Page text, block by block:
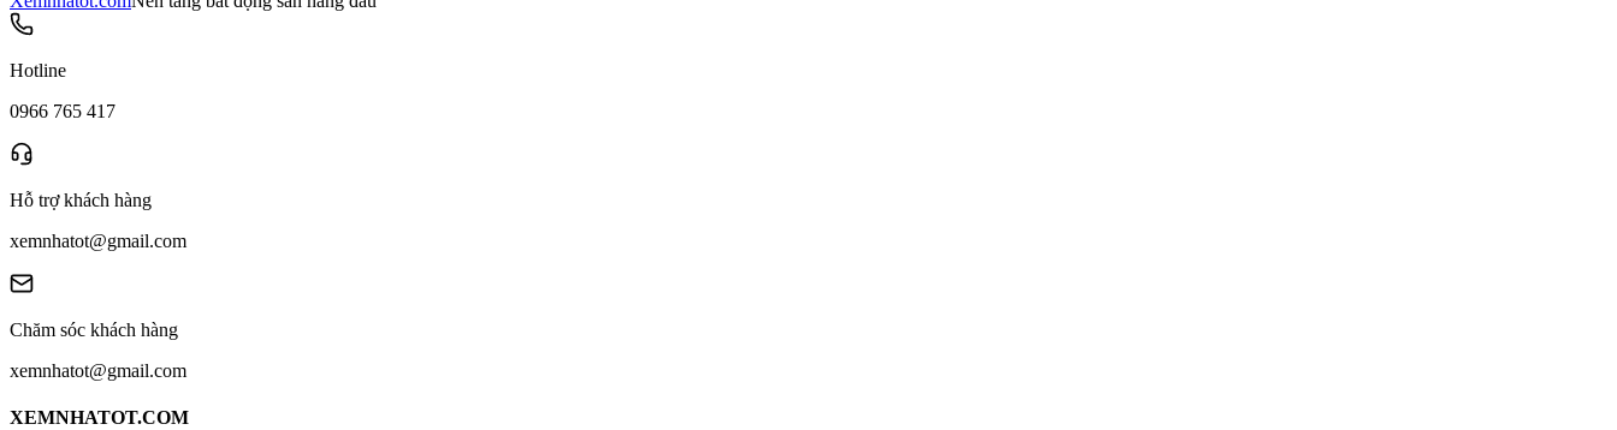
Hotline
0966 765 417
Hỗ trợ khách hàng
xemnhatot@gmail.com
Chăm sóc khách hàng
xemnhatot@gmail.com
XEMNHATOT.COM